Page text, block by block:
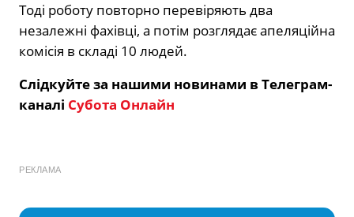
Тоді роботу повторно перевіряють два
незалежні фахівці, а потім розглядає апеляційна
комісія в складі 10 людей.
Слідкуйте за нашими новинами в Телеграм-
каналі Субота Онлайн
РЕКЛАМА